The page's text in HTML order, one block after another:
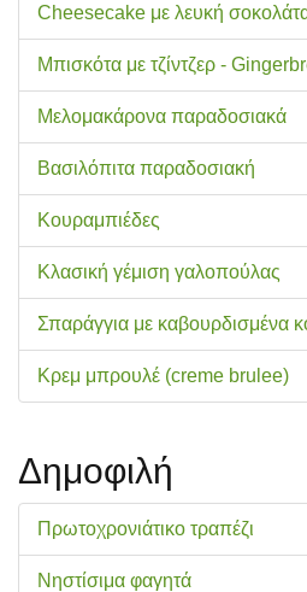
Cheesecake με λευκή
Μπισκότα με τζίντζερ -
Μελομακάρονα παραδοσιακά
Βασιλόπιτα παραδοσιακή
Κουραμπιέδες
Κλασική γέμιση γαλοπούλας
Σπαράγγια με καβουρδισμένα
Κρεμ μπρουλέ (creme brulee)
Δημοφιλή
Πρωτοχρονιάτικο τραπέζι
Νηστίσιμα φαγητά